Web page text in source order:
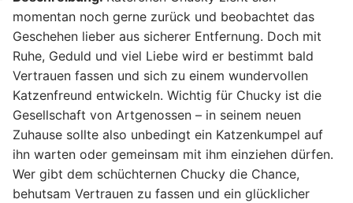
momentan noch gerne zurück und beobachtet das
Geschehen lieber aus sicherer Entfernung. Doch mit
Ruhe, Geduld und viel Liebe wird er bestimmt bald
Vertrauen fassen und sich zu einem wundervollen
Katzenfreund entwickeln. Wichtig für Chucky ist die
Gesellschaft von Artgenossen – in seinem neuen
Zuhause sollte also unbedingt ein Katzenkumpel auf
ihn warten oder gemeinsam mit ihm einziehen dürfen.
Wer gibt dem schüchternen Chucky die Chance,
behutsam Vertrauen zu fassen und ein glücklicher